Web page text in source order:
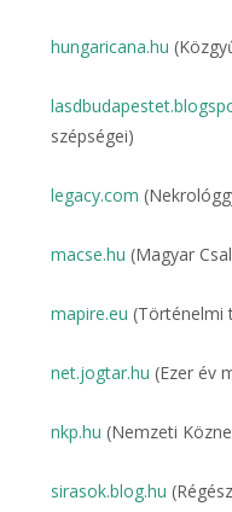
hungaricana.hu
szépségei)
legacy.com
macse.hu (Magyar
mapire.eu (Történelmi
net.jogtar.hu (Ezer év
nkp.hu (Nemzeti
sirasok.blog.hu